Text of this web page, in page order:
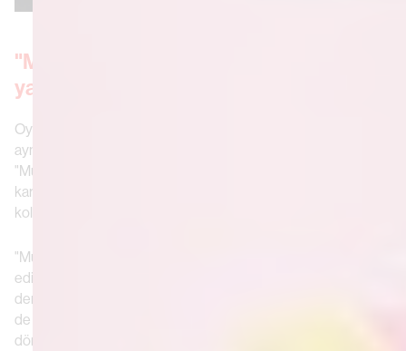
"Mükemmel bir eşleşme, bu yüzden
yandık"
Oyow'un sanatı genellikle ilişkilerin nasıl güzel ve huzurlu ama
aynı zamanda karmaşık olabileceğini gösteriyor. Popüler
"Mükemmel bir eşleşme, bu yüzden yandık" ifadesi belki de bu
karmaşıklıkların ve Oyow'un Cricket Lighters için hazırladığı
koleksiyonun bir yansıması olarak görülebilir.
"Mükemmel eşleşme", Oyow'un çalışmalarında sıklıkla tasvir
edilen güzel etkileşimlere çok benzer şekilde, uyumlu ve
dengeli bir ilişkinin resmini çiziyor. İfadenin ikinci kısmı, "belki
de bu yüzden yandık", bir ilişkinin çok tutkulu olduğu ve
dönüşüme yol açtığı fikrini ortaya koyuyor. Burada, Oyow'un